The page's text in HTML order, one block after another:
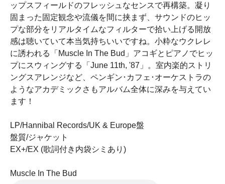
ップスフィールドのフレッシュなセンスで再構築。凝り
固まった固定観念や流儀を間に挟まず、サウンドのヒッ
プな部分をリアルタイムなフィルターで拾い上げる開放
感は聴いていて本当気持ちいいですね。小粋なウクレレ
に誘われる「Muscle In The Bud」アコギとピアノでヒッ
プにスウィングする「June 11th, '87」。室内楽的ストリ
ングスアレンジなど、ペンギン･カフェ･オーケストラの
ようなアカデミックさもアルバム全体に深みを与えてい
ます！
LP/Hannibal Records/UK & Europe盤
盤質/ジャケット
EX+/EX (歌詞付き内袋シミあり)
Muscle In The Bud